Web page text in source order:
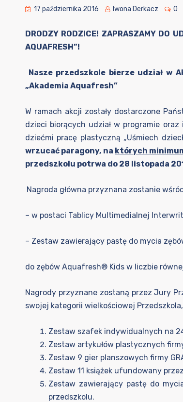
17 października 2016 Iwona Derkacz 0
DRODZY RODZICE! ZAPRASZAMY DO
AQUAFRESH”!
Nasze przedszkole bierze udział w
„Akademia Aquafresh”
W ramach akcji zostały dostarczone
dzieci biorących udział w programie
dziećmi pracę plastyczną „Uśmiech
wrzucać paragony, na których
przedszkolu potrwa do 28 listopada
Nagroda główna przyznana zostanie
– w postaci Tablicy Multimedialnej
– Zestaw zawierający pastę do mycia
do zębów Aquafresh® Kids w liczbie
Nagrody przyznane zostaną przez Jury
swojej kategorii wielkościowej
Zestaw szafek indywidualnych na
Zestaw artykułów plastycznych
Zestaw 9 gier planszowych firmy
Zestaw 11 książek ufundowany
Zestaw zawierający pastę do
przedszkolu.